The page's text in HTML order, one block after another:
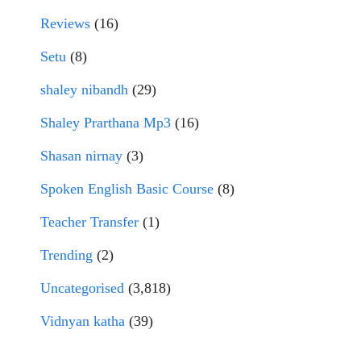
Reviews (16)
Setu (8)
shaley nibandh (29)
Shaley Prarthana Mp3 (16)
Shasan nirnay (3)
Spoken English Basic Course (8)
Teacher Transfer (1)
Trending (2)
Uncategorised (3,818)
Vidnyan katha (39)